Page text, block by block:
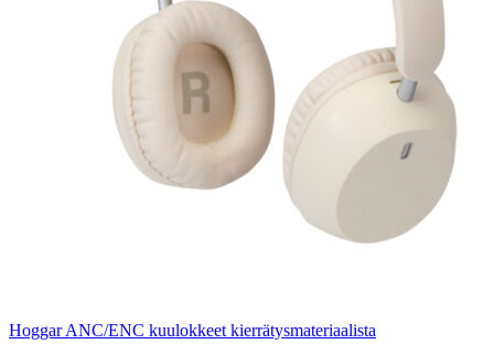
Hoggar ANC/ENC kuulokkeet kierrätysmateriaalista